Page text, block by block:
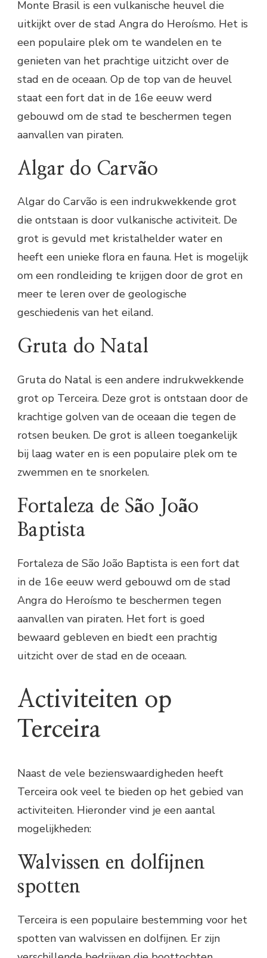
Monte Brasil is een vulkanische heuvel die
uitkijkt over de stad Angra do Heroísmo. Het is
een populaire plek om te wandelen en te
genieten van het prachtige uitzicht over de
stad en de oceaan. Op de top van de heuvel
staat een fort dat in de 16e eeuw werd
gebouwd om de stad te beschermen tegen
aanvallen van piraten.
Algar do Carvão
Algar do Carvão is een indrukwekkende grot
die ontstaan is door vulkanische activiteit. De
grot is gevuld met kristalhelder water en
heeft een unieke flora en fauna. Het is mogelijk
om een rondleiding te krijgen door de grot en
meer te leren over de geologische
geschiedenis van het eiland.
Gruta do Natal
Gruta do Natal is een andere indrukwekkende
grot op Terceira. Deze grot is ontstaan door de
krachtige golven van de oceaan die tegen de
rotsen beuken. De grot is alleen toegankelijk
bij laag water en is een populaire plek om te
zwemmen en te snorkelen.
Fortaleza de São João
Baptista
Fortaleza de São João Baptista is een fort dat
in de 16e eeuw werd gebouwd om de stad
Angra do Heroísmo te beschermen tegen
aanvallen van piraten. Het fort is goed
bewaard gebleven en biedt een prachtig
uitzicht over de stad en de oceaan.
Activiteiten op
Terceira
Naast de vele bezienswaardigheden heeft
Terceira ook veel te bieden op het gebied van
activiteiten. Hieronder vind je een aantal
mogelijkheden:
Walvissen en dolfijnen
spotten
Terceira is een populaire bestemming voor het
spotten van walvissen en dolfijnen. Er zijn